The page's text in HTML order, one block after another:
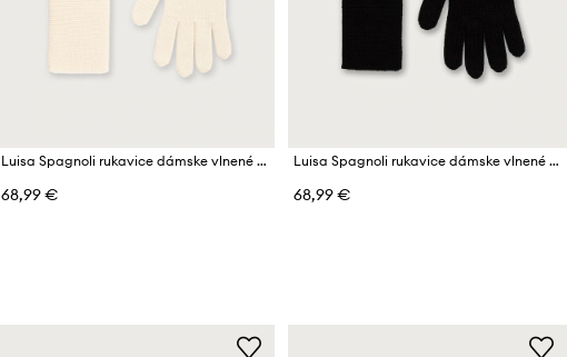
Luisa Spagnoli rukavice dámske vlnené Miss
68,99 €
Luisa Spagnoli rukavice dámske vlnené Miss
68,99 €